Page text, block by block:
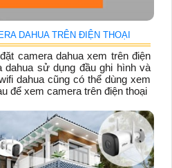
DAHUA TRÊN ĐIỆN THOẠI
camera dahua xem trên điện
dahua sử dụng đầu ghi hình và
dahua cũng có thể dùng xem
để xem camera trên điện thoại